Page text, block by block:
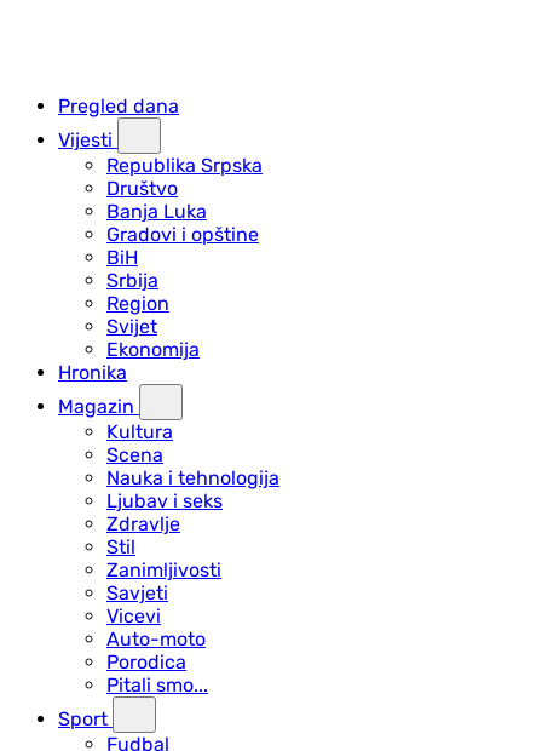
Pregled dana
Vijesti
Republika Srpska
Društvo
Banja Luka
Gradovi i opštine
BiH
Srbija
Region
Svijet
Ekonomija
Hronika
Magazin
Kultura
Scena
Nauka i tehnologija
Ljubav i seks
Zdravlje
Stil
Zanimljivosti
Savjeti
Vicevi
Auto-moto
Porodica
Pitali smo...
Sport
Fudbal